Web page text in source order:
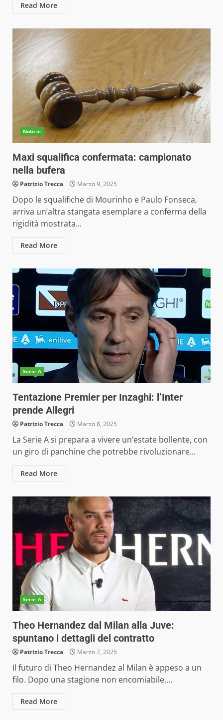
Read More
Notizie
Maxi squalifica confermata: campionato
nella bufera
Patrizio Trecca Marzo 9, 2025
Dopo le squalifiche di Mourinho e Paulo Fonseca,
arriva un’altra stangata esemplare a conferma della
rigidità mostrata...
Read More
Serie A
Tentazione Premier per Inzaghi: l’Inter
prende Allegri
Patrizio Trecca Marzo 8, 2025
La Serie A si prepara a vivere un’estate bollente, con
un giro di panchine che potrebbe rivoluzionare...
Read More
Serie A
Theo Hernandez dal Milan alla Juve:
spuntano i dettagli del contratto
Patrizio Trecca Marzo 7, 2025
Il futuro di Theo Hernandez al Milan è appeso a un
filo. Dopo una stagione non encomiabile,...
Read More